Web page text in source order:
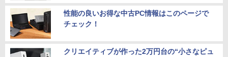
性能の良いお得な中古PC情報はこのページで
チェック！
クリエイティブが作った2万円台の“小さなピュ